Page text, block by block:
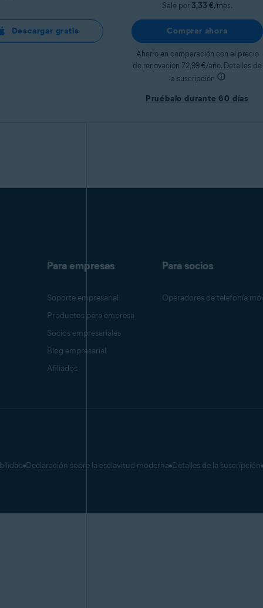
Descargar gratis
Sale por 3,33 €/mes.
Comprar ahora
Ahorro en comparación con el precio
de renovación 72,99 €/año. Detalles de
la suscripción
Pruébalo durante 60 días
Para empresas
Soporte empresarial
Productos para empresa
Socios empresariales
Blog empresarial
Afiliados
Para socios
Operadores de telefonía
Declaración sobre la esclavitud moderna Detalles de la suscripción